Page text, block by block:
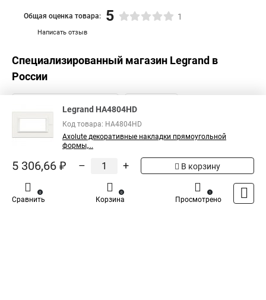
Написать отзыв
Общая оценка товара: 5 1
Специализированный магазин Legrand в
России
Legrand HA4804HD
Код товара: HA4804HD
Axolute декоративные накладки прямоугольной
формы,...
5 306,66 ₽ – + В корзину
Сравнить
0
Корзина
0
Просмотрено
1